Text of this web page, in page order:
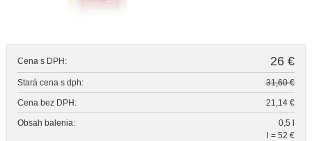
Cena s DPH: 26 €
Stará cena s dph: 31,60 €
Cena bez DPH: 21,14 €
Obsah balenia:
0,5 l
l = 52 €